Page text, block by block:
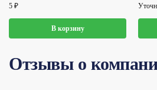
5 ₽
В корзину
Отзывы о